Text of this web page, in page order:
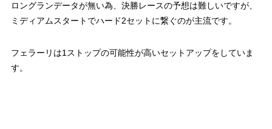
ロングランデータが無い為、決勝レースの予想は難しいですが、
ミディアムスタートでハード2セットに繋ぐのが主流です。
フェラーリは1ストップの可能性が高いセットアップをしていま
す。